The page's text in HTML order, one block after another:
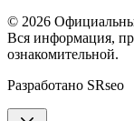
© 2026
Вся информация,
ознакомительной.
Разработано SRseo